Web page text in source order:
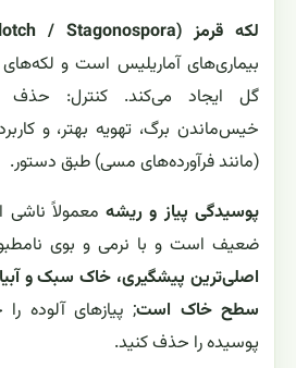
لکه قرمز (Red blotch / Stagonospora)
بیماری‌های آماریلیس است و
گل ایجاد می‌کند. کنترل: حذف
خیس‌ماندن برگ، تهویه بهتر، و
(مانند فرآورده‌های مسی) طبق دستور.
پوسیدگی پیاز و ریشهمعمولاً ناشی
ضعیف است و با نرمی و بوی
اصلی‌ترین پیشگیری، خاک سبک و
سطح خاک است; پیازهای آلوده
پوسیده را حذف کنید.